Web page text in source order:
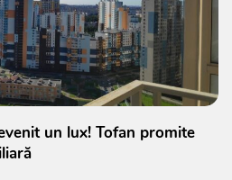
un lux! Tofan promite